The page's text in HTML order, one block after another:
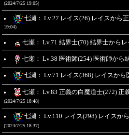
(2024/7/25 19:05)
七瀬： Lv.27 レイス(26) レイスから
19:04)
七瀬： Lv.71 結界士(70) 結界士から
七瀬： Lv.38 医術師(254) 医術師から
七瀬： Lv.71 レイス(368) レイスから
七瀬： Lv.83 正義の白魔道士(272) 正
(2024/7/25 18:48)
七瀬： Lv.110 レイス(298) レイスか
(2024/7/25 18:37)